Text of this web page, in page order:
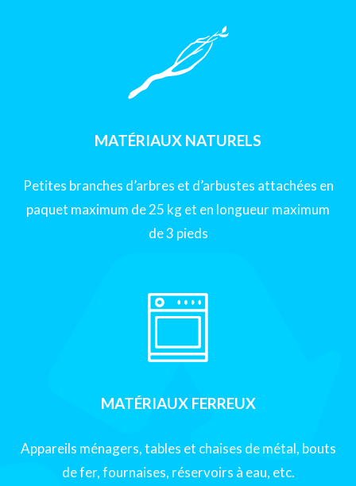
MATÉRIAUX NATURELS
Petites branches d’arbres et d’arbustes attachées en
paquet maximum de 25 kg et en longueur maximum
de 3 pieds
MATÉRIAUX FERREUX
Appareils ménagers, tables et chaises de métal, bouts
de fer, fournaises, réservoirs à eau, etc.